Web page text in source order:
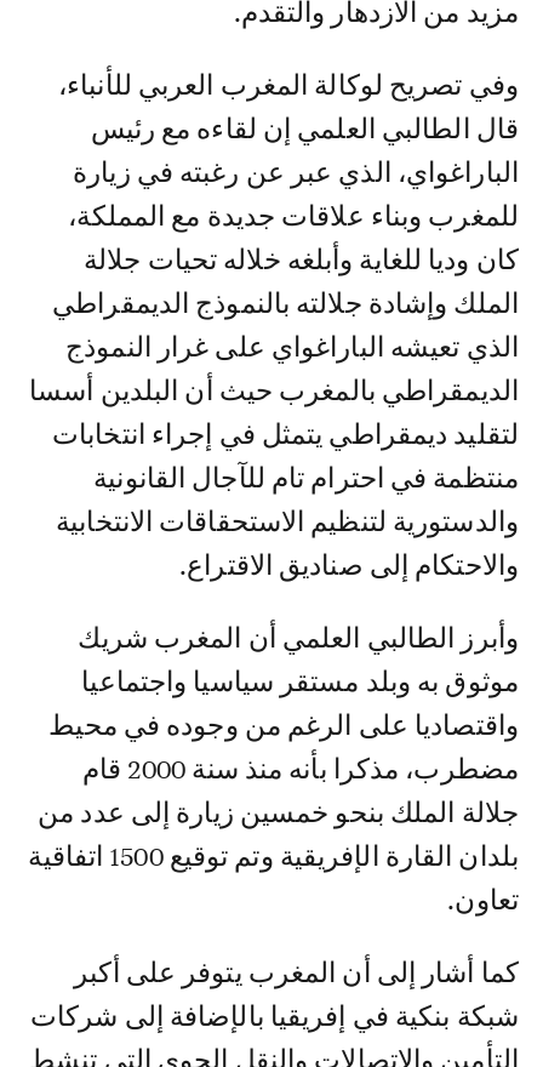
مزيد من الازدهار والتقدم.
وفي تصريح لوكالة المغرب العربي للأنباء،
قال الطالبي العلمي إن لقاءه مع رئيس
الباراغواي، الذي عبر عن رغبته في زيارة
للمغرب وبناء علاقات جديدة مع المملكة،
كان وديا للغاية وأبلغه خلاله تحيات جلالة
الملك وإشادة جلالته بالنموذج الديمقراطي
الذي تعيشه الباراغواي على غرار النموذج
الديمقراطي بالمغرب حيث أن البلدين أسسا
لتقليد ديمقراطي يتمثل في إجراء انتخابات
منتظمة في احترام تام للآجال القانونية
والدستورية لتنظيم الاستحقاقات الانتخابية
والاحتكام إلى صناديق الاقتراع.
وأبرز الطالبي العلمي أن المغرب شريك
موثوق به وبلد مستقر سياسيا واجتماعيا
واقتصاديا على الرغم من وجوده في محيط
مضطرب، مذكرا بأنه منذ سنة 2000 قام
جلالة الملك بنحو خمسين زيارة إلى عدد من
بلدان القارة الإفريقية وتم توقيع 1500 اتفاقية
تعاون.
كما أشار إلى أن المغرب يتوفر على أكبر
شبكة بنكية في إفريقيا بالإضافة إلى شركات